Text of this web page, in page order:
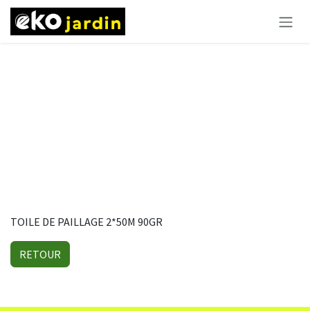
Se rendre au contenu
TOILE DE PAILLAGE 2*50M 90GR
RETOUR